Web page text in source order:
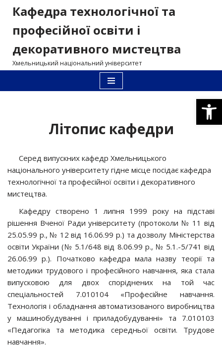
Перейти
вмісту
Кафедра технологічної та
професійної освіти і
декоративного мистецтва
Хмельницький національний університет
Літопис кафедри
Серед випускних кафедр Хмельницького
національного університету гідне місце посідає кафедра
технологічної та професійної освіти і декоративного
мистецтва.
Кафедру створено 1 липня 1999 року на підставі
рішення Вченої Ради університету (протоколи № 11 від
25.05.99 р., № 12 від 16.06.99 р.) та дозволу Міністерства
освіти України (№ 5.1/648 від 8.06.99 р., № 5.1.-5/741 від
26.06.99 р.). Початково кафедра мала назву теорії та
методики трудового і професійного навчання, яка стала
випусковою для двох споріднених на той час
спеціальностей 7.010104 «Професійне навчання.
Технологія і обладнання автоматизованого виробництва
у машинобудуванні і приладобудуванні» та 7.010103
«Педагогіка та методика середньої освіти. Трудове
навчання».